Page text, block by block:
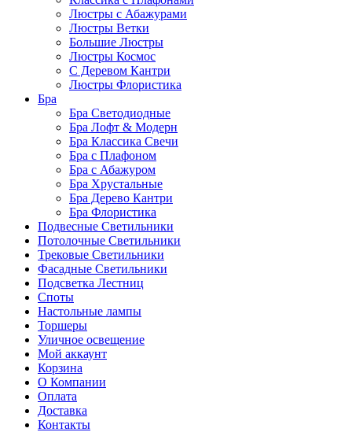
Люстры с Абажурами
Люстры Ветки
Большие Люстры
Люстры Космос
С Деревом Кантри
Люстры Флористика
Бра
Бра Светодиодные
Бра Лофт & Модерн
Бра Классика Свечи
Бра с Плафоном
Бра с Абажуром
Бра Хрустальные
Бра Дерево Кантри
Бра Флористика
Подвесные Светильники
Потолочные Светильники
Трековые Светильники
Фасадные Светильники
Подсветка Лестниц
Споты
Настольные лампы
Торшеры
Уличное освещение
Мой аккаунт
Корзина
О Компании
Оплата
Доставка
Контакты